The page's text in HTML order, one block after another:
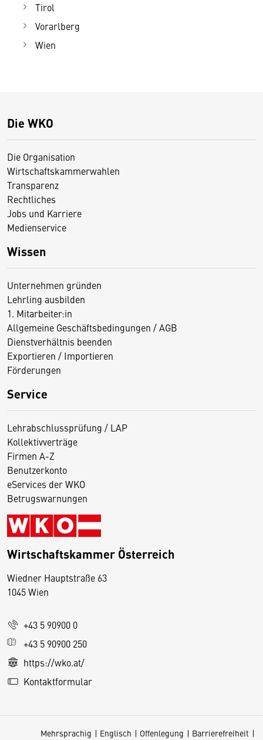
Tirol
Vorarlberg
Wien
Die WKO
Die Organisation
Wirtschaftskammerwahlen
Transparenz
Rechtliches
Jobs und Karriere
Medienservice
Wissen
Unternehmen gründen
Lehrling ausbilden
1. Mitarbeiter:in
Allgemeine Geschäftsbedingungen / AGB
Dienstverhältnis beenden
Exportieren / Importieren
Förderungen
Service
Lehrabschlussprüfung / LAP
Kollektivverträge
Firmen A-Z
Benutzerkonto
eServices der WKO
Betrugswarnungen
Wirtschaftskammer Österreich
Wiedner Hauptstraße 63
1045 Wien
+43 5 90900 0
+43 5 90900 250
https://wko.at/
Kontaktformular
Mehrsprachig Englisch Offenlegung Barrierefreiheit
D
s
e
S
e